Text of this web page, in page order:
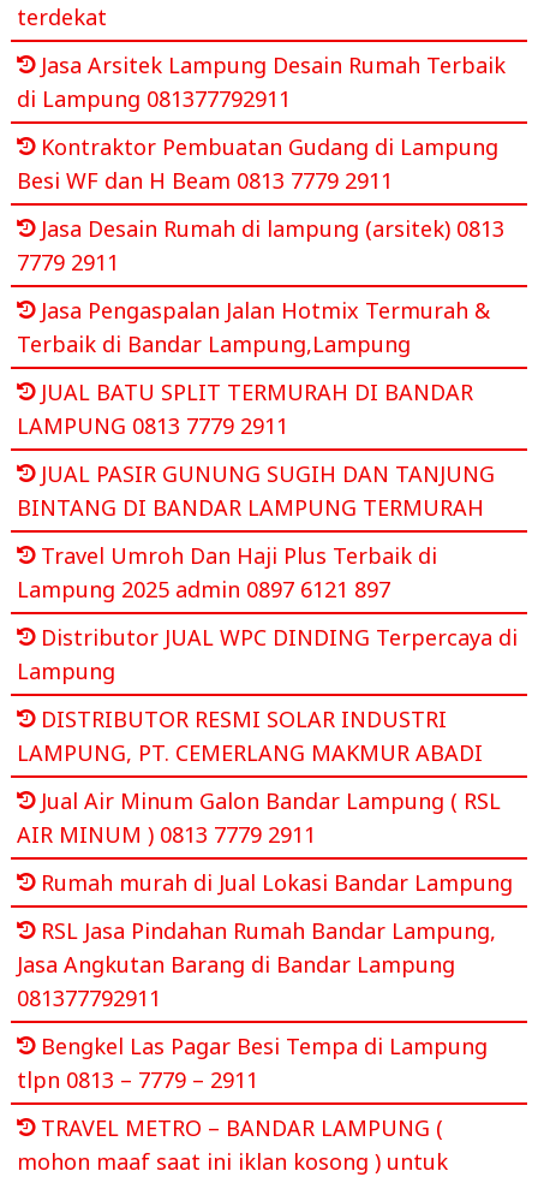
terdekat
Jasa Arsitek Lampung Desain Rumah Terbaik
di Lampung 081377792911
Kontraktor Pembuatan Gudang di Lampung
Besi WF dan H Beam 0813 7779 2911
Jasa Desain Rumah di lampung (arsitek) 0813
7779 2911
Jasa Pengaspalan Jalan Hotmix Termurah &
Terbaik di Bandar Lampung,Lampung
JUAL BATU SPLIT TERMURAH DI BANDAR
LAMPUNG 0813 7779 2911
JUAL PASIR GUNUNG SUGIH DAN TANJUNG
BINTANG DI BANDAR LAMPUNG TERMURAH
Travel Umroh Dan Haji Plus Terbaik di
Lampung 2025 admin 0897 6121 897
Distributor JUAL WPC DINDING Terpercaya di
Lampung
DISTRIBUTOR RESMI SOLAR INDUSTRI
LAMPUNG, PT. CEMERLANG MAKMUR ABADI
Jual Air Minum Galon Bandar Lampung ( RSL
AIR MINUM ) 0813 7779 2911
Rumah murah di Jual Lokasi Bandar Lampung
RSL Jasa Pindahan Rumah Bandar Lampung,
Jasa Angkutan Barang di Bandar Lampung
081377792911
Bengkel Las Pagar Besi Tempa di Lampung
tlpn 0813 – 7779 – 2911
TRAVEL METRO – BANDAR LAMPUNG (
mohon maaf saat ini iklan kosong ) untuk